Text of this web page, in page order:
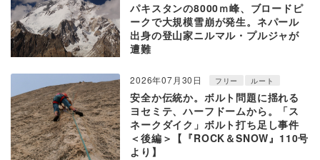
パキスタンの8000ｍ峰、ブロードピ
ークで大規模雪崩が発生。ネパール
出身の登山家ニルマル・プルジャが
遭難
2026年07月30日 フリー ルート
安全か伝統か。ボルト問題に揺れる
ヨセミテ、ハーフドームから。「ス
ネークダイク」ボルト打ち足し事件
＜後編＞【『ROCK＆SNOW』110号
より】